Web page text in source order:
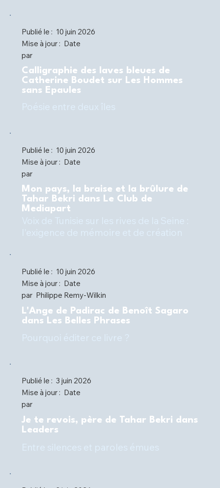
Publié le : 10 juin 2026
Mise à jour : Date
par
Calligraphie des laves bleues de
Catherine Boudet sur Les Hommes
sans Epaules
Publié le : 10 juin 2026
Mise à jour : Date
par
Mon pays, la braise et la brûlure de
Tahar Bekri dans Le Club de
Mediapart
Publié le : 10 juin 2026
Mise à jour : Date
par Philippe Remy-Wilkin
L'Ange de Padirac de Benoît Sagaro
dans Les Belles Phrases
Publié le : 3 juin 2026
Mise à jour : Date
par
Je te revois, père de Tahar Bekri dans
Leaders